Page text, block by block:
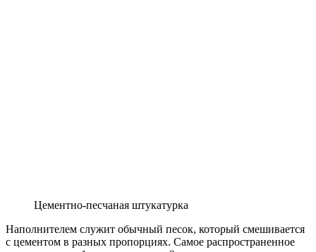
Цементно-песчаная штукатурка
Наполнителем служит обычный песок, который смешивается
с цементом в разных пропорциях. Самое распространенное